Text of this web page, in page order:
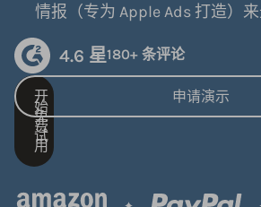
情报（专为 Apple Ads 打造）来
4.6 星180+ 条评论
开
始
免
费
试
用
申请演示